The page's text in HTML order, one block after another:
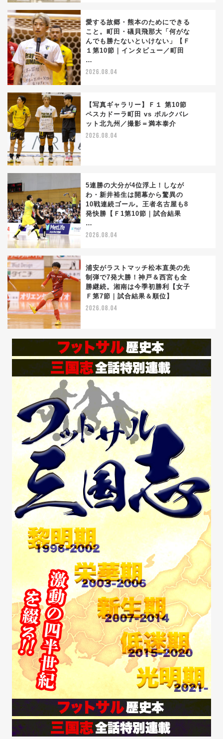
愛する故郷・熊本のためにできる
こと。町田・礒貝飛那大「何がな
んでも勝たないといけない」【Ｆ
１第10節｜インタビュー／町田
…
2026.08.04
【写真ギャラリー】Ｆ１ 第10節
ペスカドーラ町田 vs ボルクバレ
ット北九州／撮影＝満本泰介
2026.08.04
5連勝の大分が4位浮上！しなが
わ・新井裕生は開幕から驚異の
10戦連続ゴール。王者名古屋も8
発快勝【Ｆ1第10節｜試合結果
…
2026.08.04
浦安がラストマッチ松本直美の先
制弾で7発大勝！神戸＆西宮も全
勝継続。湘南は今季初勝利【女子
Ｆ第7節｜試合結果＆順位】
2026.08.04